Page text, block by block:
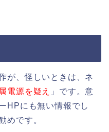
が、怪しいときは、ネ
電源を疑え
」です。意
HPにも無い情報でし
めです。